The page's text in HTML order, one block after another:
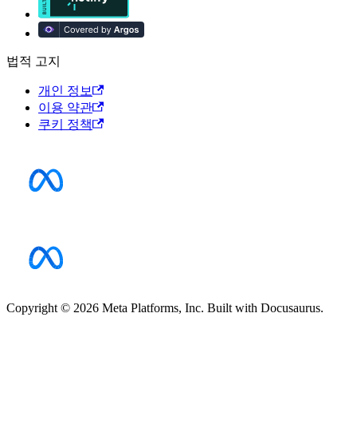
법적 고지
개인 정보
이용 약관
쿠키 정책
Copyright © 2026 Meta Platforms, Inc. Built with Docusaurus.